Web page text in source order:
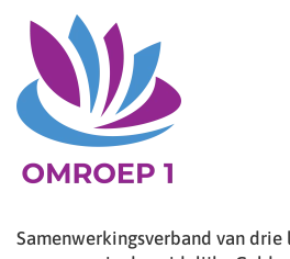
Samenwerkingsverband van